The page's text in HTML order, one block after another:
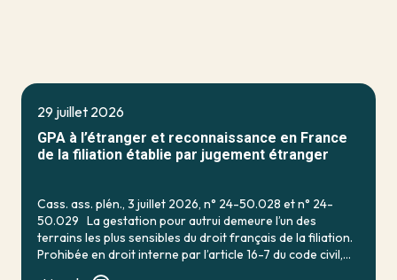
29 juillet 2026
GPA à l’étranger et reconnaissance en France
de la filiation établie par jugement étranger
Cass. ass. plén., 3 juillet 2026, n° 24-50.028 et n° 24-
50.029 La gestation pour autrui demeure l’un des
terrains les plus sensibles du droit français de la filiation.
Prohibée en droit interne par l’article 16-7 du code civil,